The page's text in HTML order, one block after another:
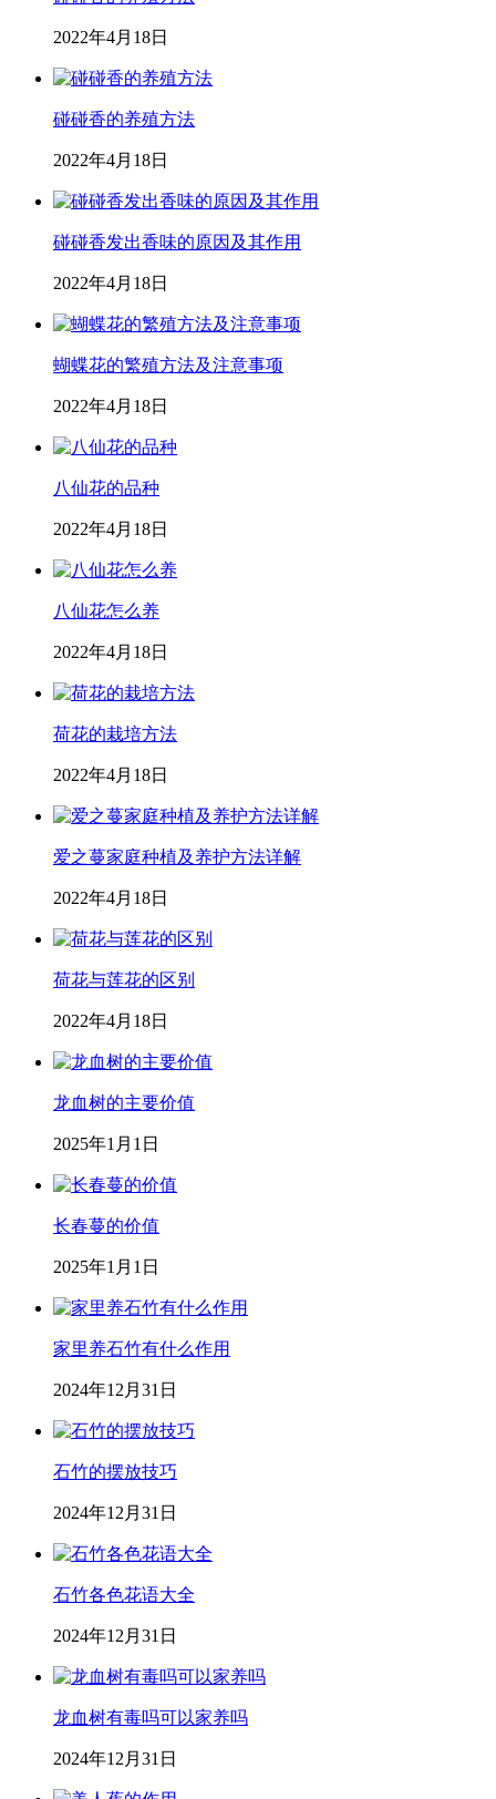
2022年4月18日
碰碰香的养殖方法
2022年4月18日
碰碰香发出香味的原因及其作用
2022年4月18日
蝴蝶花的繁殖方法及注意事项
2022年4月18日
八仙花的品种
2022年4月18日
八仙花怎么养
2022年4月18日
荷花的栽培方法
2022年4月18日
爱之蔓家庭种植及养护方法详解
2022年4月18日
荷花与莲花的区别
2022年4月18日
龙血树的主要价值
2025年1月1日
长春蔓的价值
2025年1月1日
家里养石竹有什么作用
2024年12月31日
石竹的摆放技巧
2024年12月31日
石竹各色花语大全
2024年12月31日
龙血树有毒吗可以家养吗
2024年12月31日